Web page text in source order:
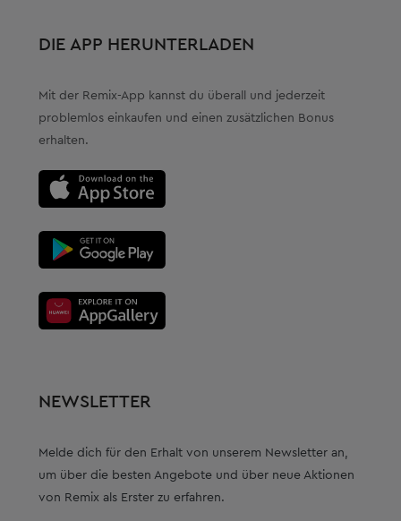
DIE APP HERUNTERLADEN
Mit der Remix-App kannst du überall und jederzeit
problemlos einkaufen und einen zusätzlichen Bonus
erhalten.
NEWSLETTER
Melde dich für den Erhalt von unserem Newsletter an,
um über die besten Angebote und über neue Aktionen
von Remix als Erster zu erfahren.